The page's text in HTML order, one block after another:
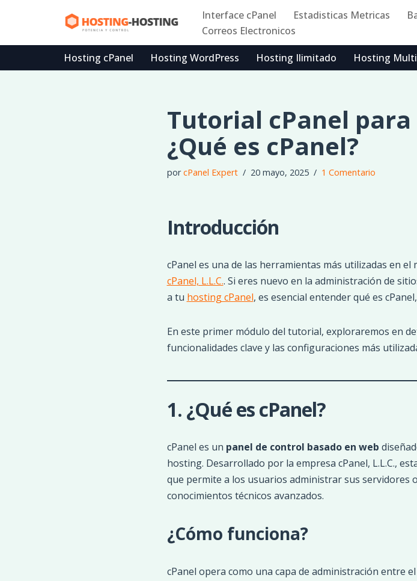
al
Interface cPanel Estadisticas Metricas
Correos Electronicos
Hosting cPanel Hosting WordPress Hosting Ilimitado Hosting
Tutorial cPanel
¿Qué es cPanel?
porcPanel Expert 20 mayo, 2025 1 Comentario
Introducción
cPanel es una de las herramientas más utilizadas en
cPanel, L.L.C.. Si eres nuevo en la administración de
a tu hosting cPanel, es esencial entender qué es
En este primer módulo del tutorial, exploraremos en
funcionalidades clave y las configuraciones más
1. ¿Qué es cPanel?
cPanel es un panel de control basado en web
hosting. Desarrollado por la empresa cPanel, L.L.C.,
que permite a los usuarios administrar sus servidores
conocimientos técnicos avanzados.
¿Cómo funciona?
cPanel opera como una capa de administración entre